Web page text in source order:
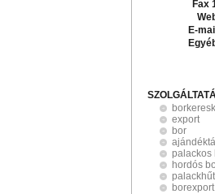
Fax
E-
export
bor
palackos
hordós
borexport